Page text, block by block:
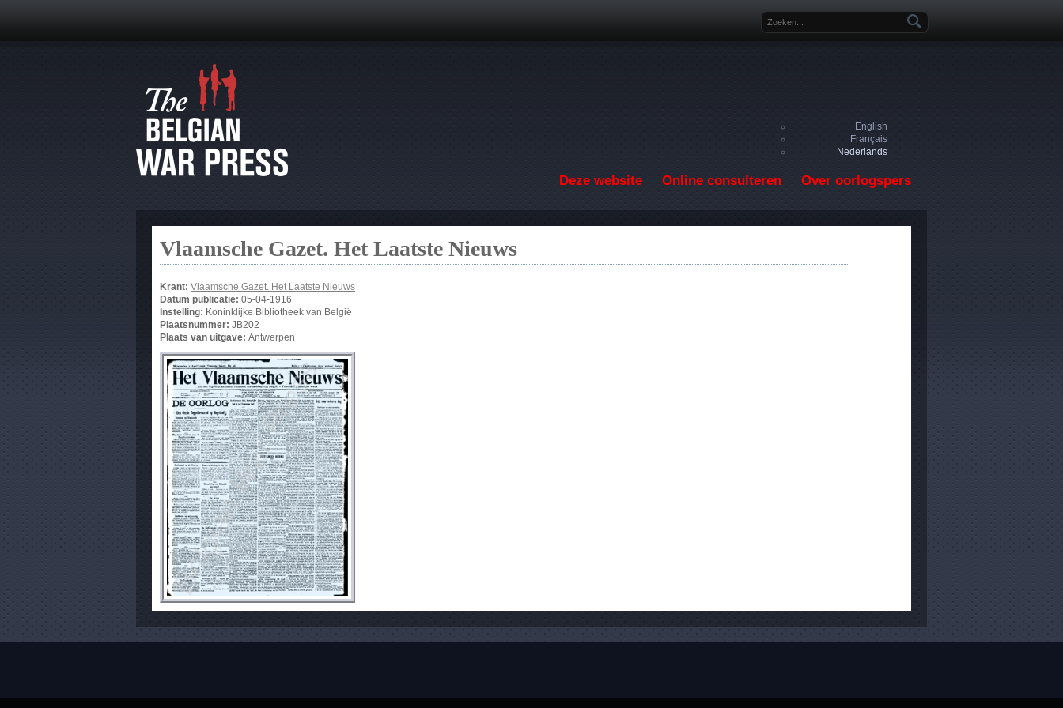
Zoekveld
English
Français
Nederlands
Deze website Online consulteren Over oorlogspers
Vlaamsche Gazet. Het Laatste Nieuws
Krant: Vlaamsche Gazet. Het Laatste Nieuws
Datum publicatie: 05-04-1916
Instelling: Koninklijke Bibliotheek van België
Plaatsnummer: JB202
Plaats van uitgave: Antwerpen